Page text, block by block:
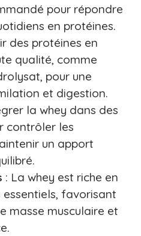
pour répondre
en protéines.
des protéines en
qualité, comme
pour une
et digestion.
la whey dans des
contrôler les
un apport
: La whey est riche en
essentiels, favorisant
masse musculaire et